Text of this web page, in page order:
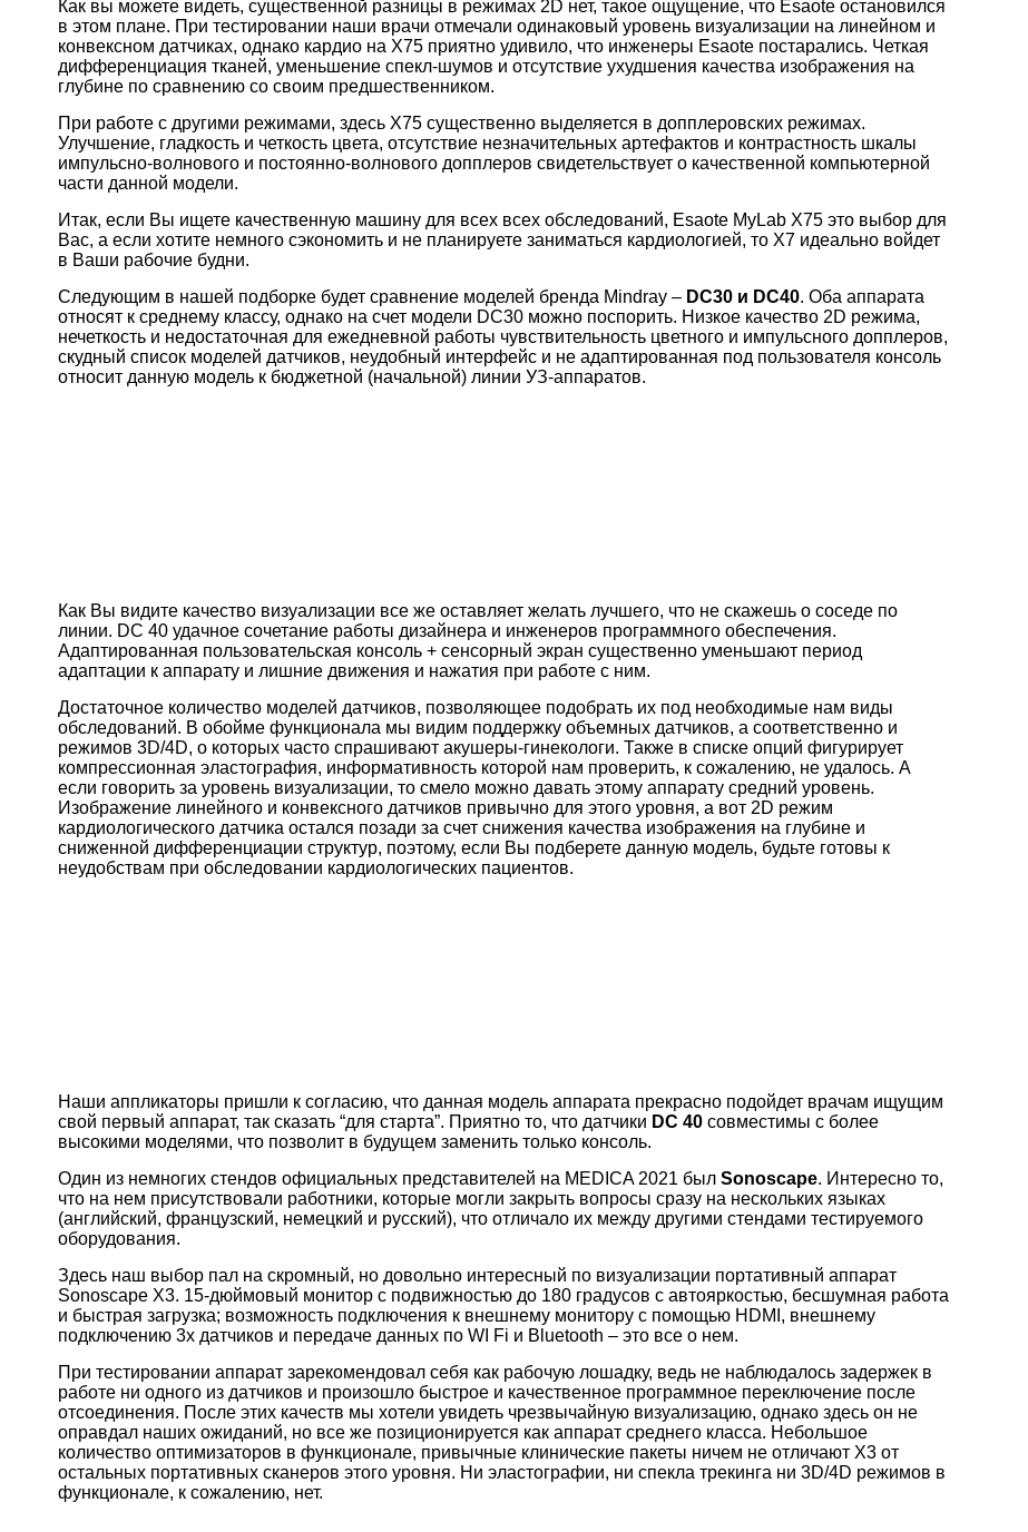
Как вы можете видеть, существенной разницы в режимах 2D нет, такое ощущение, что Esaote остановился
в этом плане. При тестировании наши врачи отмечали одинаковый уровень визуализации на линейном и
конвексном датчиках, однако кардио на Х75 приятно удивило, что инженеры Esaote постарались. Четкая
дифференциация тканей, уменьшение спекл-шумов и отсутствие ухудшения качества изображения на
глубине по сравнению со своим предшественником.
При работе с другими режимами, здесь Х75 существенно выделяется в допплеровских режимах.
Улучшение, гладкость и четкость цвета, отсутствие незначительных артефактов и контрастность шкалы
импульсно-волнового и постоянно-волнового допплеров свидетельствует о качественной компьютерной
части данной модели.
Итак, если Вы ищете качественную машину для всех всех обследований, Esaotе MyLab X75 это выбор для
Вас, а если хотите немного сэкономить и не планируете заниматься кардиологией, то Х7 идеально войдет
в Ваши рабочие будни.
Следующим в нашей подборке будет сравнение моделей бренда Mindray – DC30 и DC40. Оба аппарата
относят к среднему классу, однако на счет модели DC30 можно поспорить. Низкое качество 2D режима,
нечеткость и недостаточная для ежедневной работы чувствительность цветного и импульсного допплеров,
скудный список моделей датчиков, неудобный интерфейс и не адаптированная под пользователя консоль
относит данную модель к бюджетной (начальной) линии УЗ-аппаратов.
Как Вы видите качество визуализации все же оставляет желать лучшего, что не скажешь о соседе по
линии. DC 40 удачное сочетание работы дизайнера и инженеров программного обеспечения.
Адаптированная пользовательская консоль + сенсорный экран существенно уменьшают период
адаптации к аппарату и лишние движения и нажатия при работе с ним.
Достаточное количество моделей датчиков, позволяющее подобрать их под необходимые нам виды
обследований. В обойме функционала мы видим поддержку объемных датчиков, а соответственно и
режимов 3D/4D, о которых часто спрашивают акушеры-гинекологи. Также в списке опций фигурирует
компрессионная эластография, информативность которой нам проверить, к сожалению, не удалось. А
если говорить за уровень визуализации, то смело можно давать этому аппарату средний уровень.
Изображение линейного и конвексного датчиков привычно для этого уровня, а вот 2D режим
кардиологического датчика остался позади за счет снижения качества изображения на глубине и
сниженной дифференциации структур, поэтому, если Вы подберете данную модель, будьте готовы к
неудобствам при обследовании кардиологических пациентов.
Наши аппликаторы пришли к согласию, что данная модель аппарата прекрасно подойдет врачам ищущим
свой первый аппарат, так сказать “для старта”. Приятно то, что датчики DC 40 совместимы с более
высокими моделями, что позволит в будущем заменить только консоль.
Один из немногих стендов официальных представителей на MEDICA 2021 был Sonoscape. Интересно то,
что на нем присутствовали работники, которые могли закрыть вопросы сразу на нескольких языках
(английский, французский, немецкий и русский), что отличало их между другими стендами тестируемого
оборудования.
Здесь наш выбор пал на скромный, но довольно интересный по визуализации портативный аппарат
Sonoscape X3. 15-дюймовый монитор с подвижностью до 180 градусов с автояркостью, бесшумная работа
и быстрая загрузка; возможность подключения к внешнему монитору с помощью HDMI, внешнему
подключению 3х датчиков и передаче данных по WI Fi и Bluetooth – это все о нем.
При тестировании аппарат зарекомендовал себя как рабочую лошадку, ведь не наблюдалось задержек в
работе ни одного из датчиков и произошло быстрое и качественное программное переключение после
отсоединения. После этих качеств мы хотели увидеть чрезвычайную визуализацию, однако здесь он не
оправдал наших ожиданий, но все же позиционируется как аппарат среднего класса. Небольшое
количество оптимизаторов в функционале, привычные клинические пакеты ничем не отличают X3 от
остальных портативных сканеров этого уровня. Ни эластографии, ни спекла трекинга ни 3D/4D режимов в
функционале, к сожалению, нет.